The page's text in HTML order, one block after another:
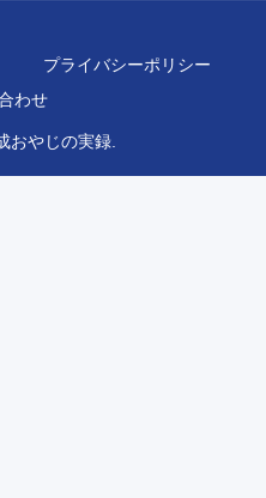
プライバシーポリシー
わせ
おやじの実録.